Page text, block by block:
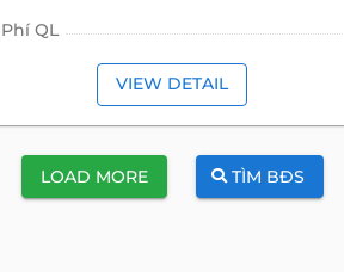
Phí QL
VIEW DETAIL
LOAD MORE TÌM BĐS